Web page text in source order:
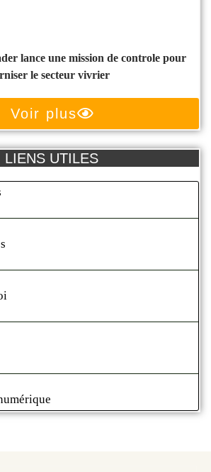
le secteur vivrier
Voir plus
LIENS UTILES